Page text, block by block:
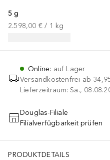
5 g
2.598,00 € / 1 kg
Online: auf Lager
Versandkostenfrei ab
Lieferzeitraum: Sa.,
IN DEN
Douglas-Filiale
Filialverfügbarkeit prüfen
PRODUKTDETAILS